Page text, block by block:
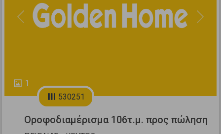
1
Previous Next
530251
Οροφοδιαμέρισμα 106τ.μ. προς πώληση